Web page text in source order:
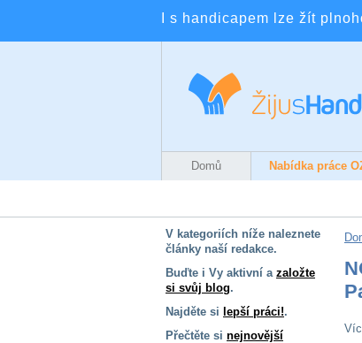
I s handicapem lze žít
Domů Nabídka práce
V kategoriích níže naleznete
články naší redakce.
Buďte i Vy aktivní a založte
si svůj blog.
Najděte si lepší práci!.
Přečtěte si nejnovější